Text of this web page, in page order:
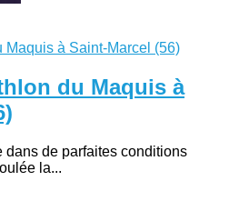
du Maquis à
dans de parfaites conditions
la...